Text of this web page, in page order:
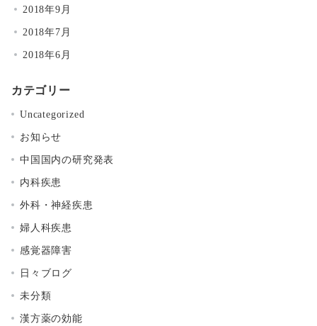
2018年9月
2018年7月
2018年6月
カテゴリー
Uncategorized
お知らせ
中国国内の研究発表
内科疾患
外科・神経疾患
婦人科疾患
感覚器障害
日々ブログ
未分類
漢方薬の効能